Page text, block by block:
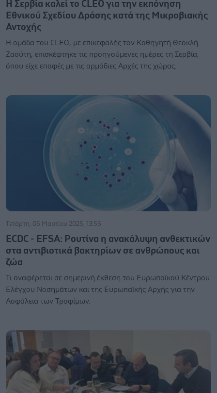
Η Σερβία καλεί το CLEO για την εκπόνηση
Εθνικού Σχεδίου Δράσης κατά της Μικροβιακής
Αντοχής
Η ομάδα του CLEO, με επικεφαλής τον Καθηγητή Θεοκλή
Ζαούτη, επισκέφτηκε τις προηγούμενες ημέρες τη Σερβία,
όπου είχε επαφές με τις αρμόδιες Αρχές της χώρας.
Τετάρτη, 05 Μαρτίου 2025, 13:55
ECDC - EFSA: Ρουτίνα η ανακάλυψη ανθεκτικών
στα αντιβιοτικά βακτηρίων σε ανθρώπους και
ζώα
Τι αναφέρεται σε σημερινή έκθεση του Ευρωπαϊκού Κέντρου
Ελέγχου Νοσημάτων και της Ευρωπαϊκής Αρχής για την
Ασφάλεια των Τροφίμων.